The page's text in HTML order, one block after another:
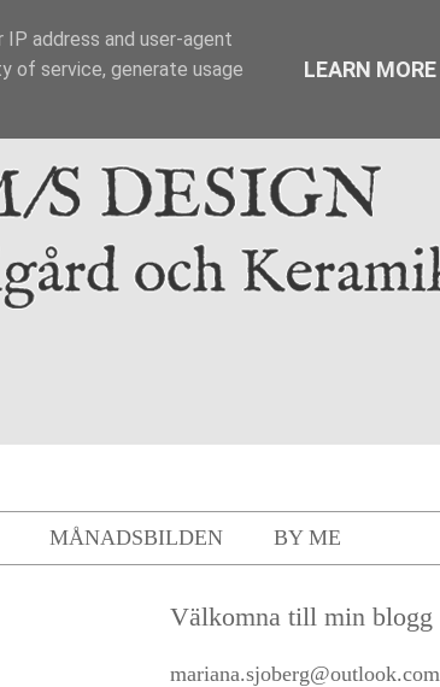
MÅNADSBILDEN BY ME
Välkomna till min blogg
mariana.sjoberg@outlook.com
address and user-agent
of service, generate usage
LEARN MORE